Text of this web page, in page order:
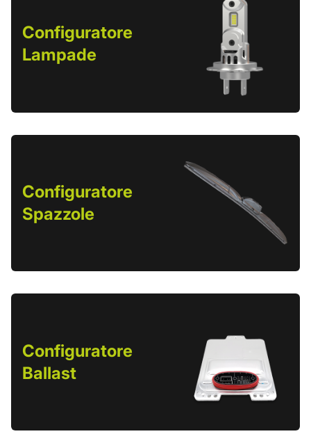
Configuratore
Lampade
Configuratore
Spazzole
Configuratore
Ballast